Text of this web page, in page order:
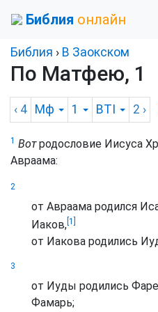
Библия онлайн
Библия › В Заокском
По Матфею, 1
‹ 4 Мф 1 BTI 2 ›
1 Вотродословие Иисуса
Авраама:
2
от Авраама родился
Иаков, [1]
от Иакова родились
3
от Иуды родились
Фамарь;